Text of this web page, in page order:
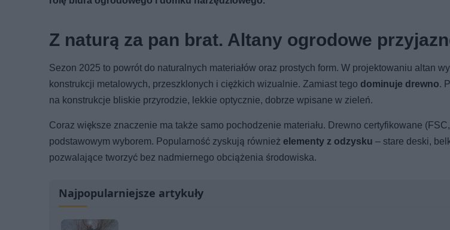
Z naturą za pan brat. Altany ogrodowe
Sezon 2025 to powrót do naturalnych materiałów oraz prostych form. W projektowaniu altan
konstrukcji metalowych, przeszklonych i ciężkich wizualnie. Zamiast tego dominuje drewno.
na konstrukcje bliskie przyrodzie, lekkie optycznie, dobrze wpisane w zieleń.
Coraz większe znaczenie ma także samo pochodzenie materiału. Drewno certyfikowane
podstawowym wyborem. Popularność zyskują również elementy z odzysku – stare deski,
pozwalające tworzyć bez nadmiernego obciążenia środowiska.
Najpopularniejsze artykuły